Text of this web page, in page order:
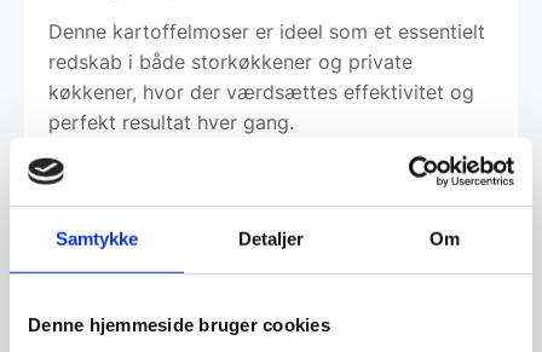
Samtykke Detaljer Om
Denne hjemmeside bruger cookies
Denne kartoffelmoser er ideel som et essentielt
redskab i både storkøkkener og private
køkkener, hvor der værdsættes effektivitet og
perfekt resultat hver gang.
Gør tilberedning af kartoffelmos og puréer
nemmere, hurtigere og mere professionelt —
vælg Hendi.
Om koncernen & god kvalitet